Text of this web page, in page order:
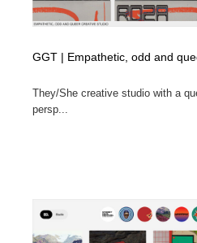
GGT | Empathetic, odd and
They/She creative studio with a
persp...